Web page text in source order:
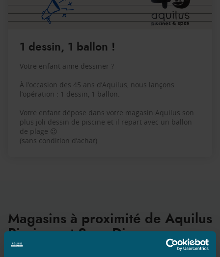
1 dessin, 1 ballon !
Votre enfant aime dessiner ?
À l’occasion des 45 ans d’Aquilus, nous lançons
l’opération : 1 dessin, 1 ballon.
Votre enfant dépose dans votre magasin Aquilus son
plus joli dessin de piscine et il repart avec un ballon
de plage 😉
(sans condition d’achat)
Magasins à proximité de Aquilus
Piscines et Spas Dinan